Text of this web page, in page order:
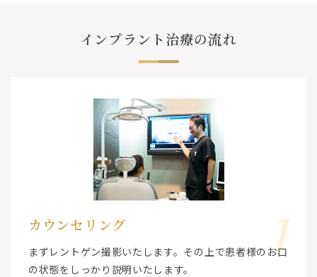
インプラント治療の流れ
1
カウンセリング
まずレントゲン撮影いたします。その上で患者様のお口
の状態をしっかり説明いたします。